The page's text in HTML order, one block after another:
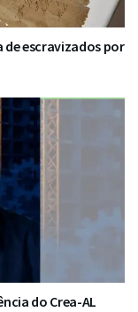
de escravizados por
do Crea-AL